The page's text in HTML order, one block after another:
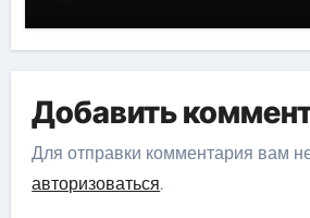
Добавить
Для отправки комментария вам
авторизоваться.